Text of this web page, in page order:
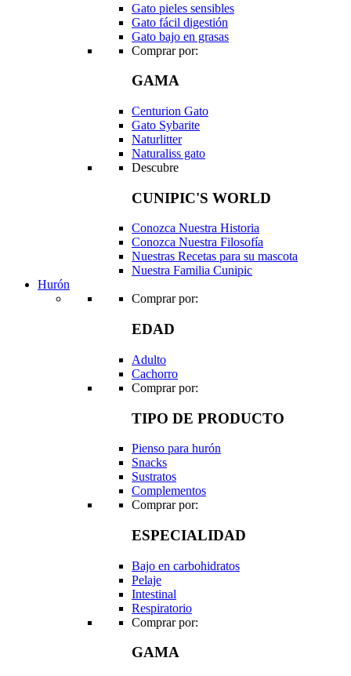
Gato pieles sensibles
Gato fácil digestión
Gato bajo en grasas
Comprar por:
GAMA
Centurion Gato
Gato Sybarite
Naturlitter
Naturaliss gato
Descubre
CUNIPIC'S WORLD
Conozca Nuestra Historia
Conozca Nuestra Filosofía
Nuestras Recetas para su mascota
Nuestra Familia Cunipic
Hurón
Comprar por:
EDAD
Adulto
Cachorro
Comprar por:
TIPO DE PRODUCTO
Pienso para hurón
Snacks
Sustratos
Complementos
Comprar por:
ESPECIALIDAD
Bajo en carbohidratos
Pelaje
Intestinal
Respiratorio
Comprar por:
GAMA